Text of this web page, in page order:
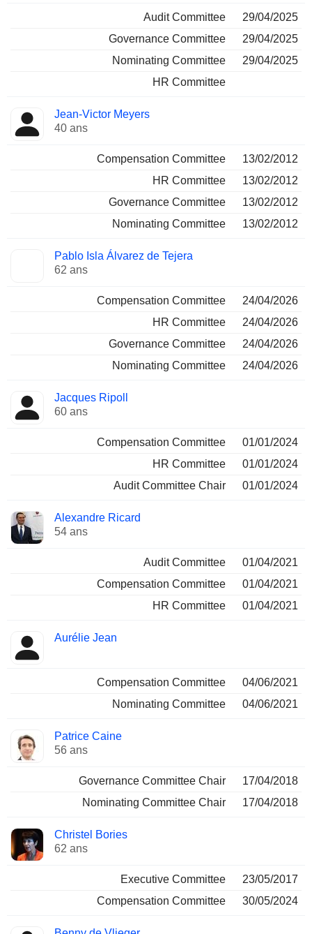
Audit Committee
29/04/2025
Governance Committee
29/04/2025
Nominating Committee
29/04/2025
HR Committee
Jean-Victor Meyers
40 ans
Compensation Committee
13/02/2012
HR Committee
13/02/2012
Governance Committee
13/02/2012
Nominating Committee
13/02/2012
Pablo Isla Álvarez de Tejera
62 ans
Compensation Committee
24/04/2026
HR Committee
24/04/2026
Governance Committee
24/04/2026
Nominating Committee
24/04/2026
Jacques Ripoll
60 ans
Compensation Committee
01/01/2024
HR Committee
01/01/2024
Audit Committee Chair
01/01/2024
Alexandre Ricard
54 ans
Audit Committee
01/04/2021
Compensation Committee
01/04/2021
HR Committee
01/04/2021
Aurélie Jean
Compensation Committee
04/06/2021
Nominating Committee
04/06/2021
Patrice Caine
56 ans
Governance Committee Chair
17/04/2018
Nominating Committee Chair
17/04/2018
Christel Bories
62 ans
Executive Committee
23/05/2017
Compensation Committee
30/05/2024